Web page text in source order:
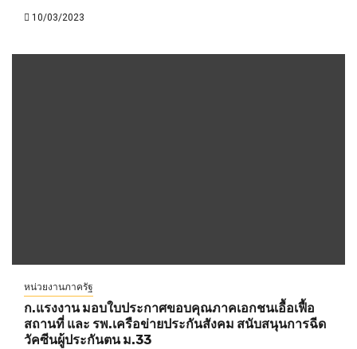
10/03/2023
หน่วยงานภาครัฐ
ก.แรงงาน มอบใบประกาศขอบคุณภาคเอกชนเอื้อเฟื้อ
สถานที่ และ รพ.เครือข่ายประกันสังคม สนับสนุนการฉีด
วัคซีนผู้ประกันตน ม.33